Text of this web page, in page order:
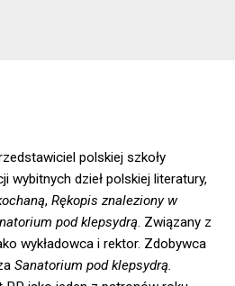
polskiej szkoły
wybitnych dzieł polskiej literatury,
,Rękopis znaleziony w
pod klepsydrą. Związany z
wykładowca i rektor. Zdobywca
Sanatorium pod klepsydrą.